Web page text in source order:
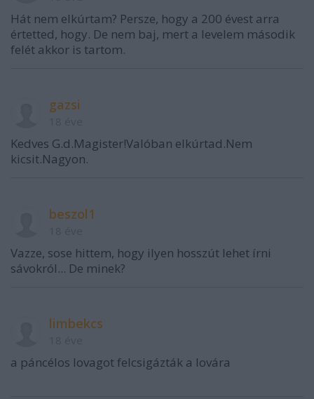
Hát nem elkúrtam? Persze, hogy a 200 évest arra
értetted, hogy. De nem baj, mert a levelem második
felét akkor is tartom.
gazsi
Kedves G.d.Magister!Valóban elkúrtad.Nem
kicsit.Nagyon.
beszol1
Vazze, sose hittem, hogy ilyen hosszút lehet írni
sávokról... De minek?
limbekcs
a páncélos lovagot felcsigázták a lovára